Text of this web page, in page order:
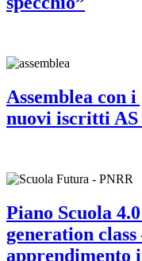
Assemblea con
nuovi iscritti AS
Piano Scuola
generation
apprendimento